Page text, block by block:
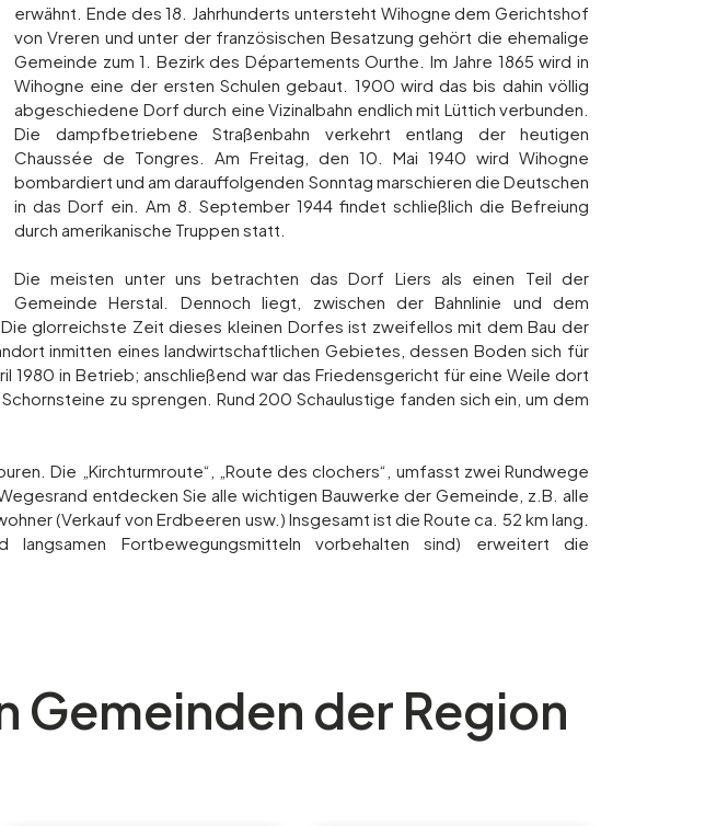
erwähnt. Ende des 18. Jahrhunderts untersteht Wihogne dem Gerichtshof
von Vreren und unter der französischen Besatzung gehört die ehemalige
Gemeinde zum 1. Bezirk des Départements Ourthe. Im Jahre 1865 wird in
Wihogne eine der ersten Schulen gebaut. 1900 wird das bis dahin völlig
abgeschiedene Dorf durch eine Vizinalbahn endlich mit Lüttich verbunden.
Die dampfbetriebene Straßenbahn verkehrt entlang der heutigen
Chaussée de Tongres. Am Freitag, den 10. Mai 1940 wird Wihogne
bombardiert und am darauffolgenden Sonntag marschieren die Deutschen
in das Dorf ein. Am 8. September 1944 findet schließlich die Befreiung
durch amerikanische Truppen statt.
Die meisten unter uns betrachten das Dorf Liers als einen Teil der
Gemeinde Herstal. Dennoch liegt, zwischen der Bahnlinie und dem
glorreichste Zeit dieses kleinen Dorfes ist zweifellos mit dem Bau der
inmitten eines landwirtschaftlichen Gebietes, dessen Boden sich für
in Betrieb; anschließend war das Friedensgericht für eine Weile dort
zu sprengen. Rund 200 Schaulustige fanden sich ein, um dem
Die „Kirchturmroute“, „Route des clochers“, umfasst zwei Rundwege
entdecken Sie alle wichtigen Bauwerke der Gemeinde, z.B. alle
(Verkauf von Erdbeeren usw.) Insgesamt ist die Route ca. 52 km lang.
langsamen Fortbewegungsmitteln vorbehalten sind) erweitert die
Gemeinden der Region